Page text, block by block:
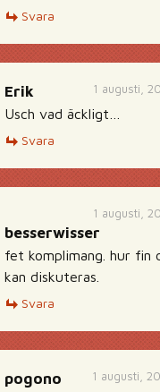
Svara
1 augusti,
Erik
Usch vad äckligt…
Svara
1 augusti,
besserwisser
fet komplimang. hur fin
kan diskuteras.
Svara
1 augusti,
pogono